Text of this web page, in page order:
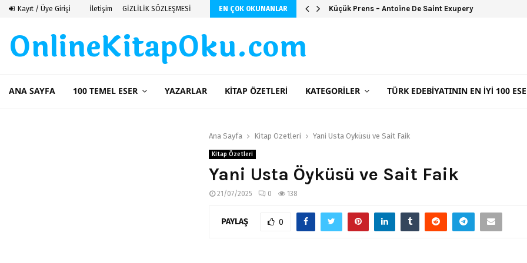
Kayıt / Üye Girişi İletişim GİZLİLİK SÖZLEŞMESİ EN ÇOK OKUNANLAR
Saint Exupery Şeker Portakalı (Ciltsiz)
OnlineKitapOku.com
ANA SAYFA 100 TEMEL ESER YAZARLAR KITAP ÖZETLERI KATEGORILER TÜRK EDEBIYATININ EN İYI 100
Ana Sayfa Kitap Özetleri Yani Usta Öyküsü ve Sait Faik
Kitap Özetleri
Yani Usta Öyküsü ve Sait Faik
21/07/2025 0 138
PAYLAŞ 0